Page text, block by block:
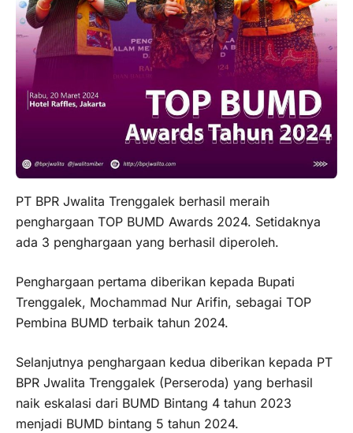
PT BPR Jwalita Trenggalek berhasil meraih
penghargaan TOP BUMD Awards 2024. Setidaknya
ada 3 penghargaan yang berhasil diperoleh.
Penghargaan pertama diberikan kepada Bupati
Trenggalek, Mochammad Nur Arifin, sebagai TOP
Pembina BUMD terbaik tahun 2024.
Selanjutnya penghargaan kedua diberikan kepada PT
BPR Jwalita Trenggalek (Perseroda) yang berhasil
naik eskalasi dari BUMD Bintang 4 tahun 2023
menjadi BUMD bintang 5 tahun 2024.